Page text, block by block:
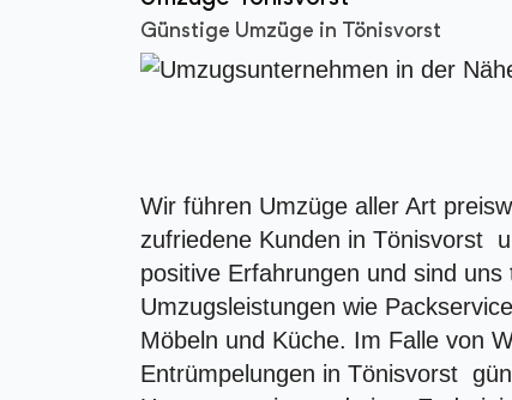
Günstige Umzüge in Tönisvorst
Wir führen Umzüge aller Art
zufriedene Kunden in Tönisvorst
positive Erfahrungen und sind
Umzugsleistungen wie
Möbeln und Küche. Im Falle von
Entrümpelungen in Tönisvorst